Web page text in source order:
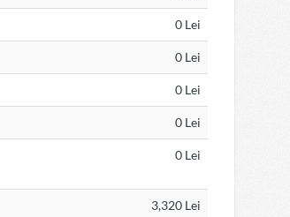
0 Lei
0 Lei
0 Lei
0 Lei
0 Lei
3,320 Lei